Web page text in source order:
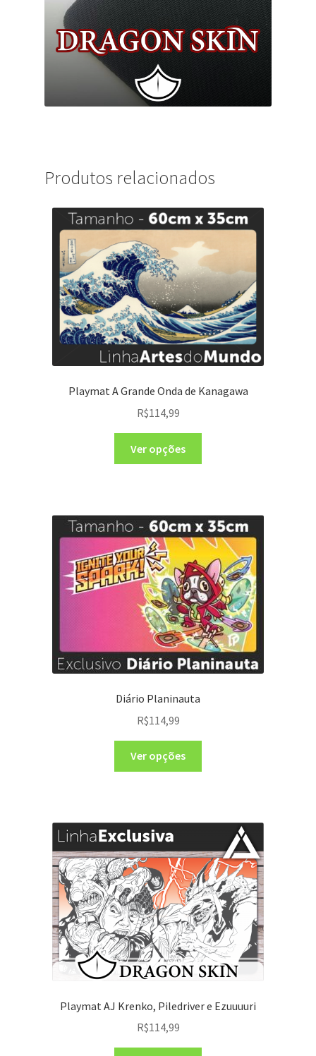
Produtos relacionados
Playmat A Grande Onda de Kanagawa
R$114,99
Ver opções
Diário Planinauta
R$114,99
Ver opções
Playmat AJ Krenko, Piledriver e Ezuuuuri
R$114,99